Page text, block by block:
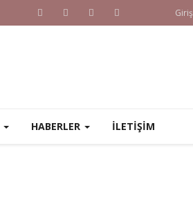
Giriş
HABERLER İLETİŞİM